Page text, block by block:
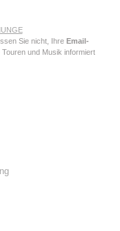
Sie nicht, Ihre Email-
Touren und Musik informiert